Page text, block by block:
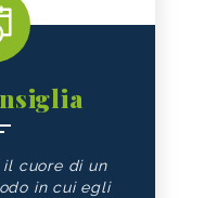
il cuore di un
in cui egli